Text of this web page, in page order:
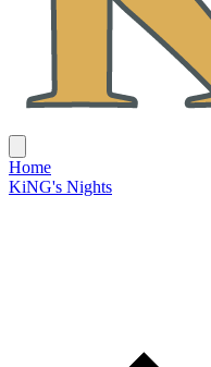
Home
KiNG's Nights